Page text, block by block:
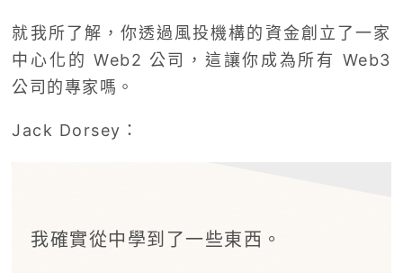
就我所了解，你透過風投機構的資金創立了一家
中心化的 Web2 公司，這讓你成為所有 Web3
公司的專家嗎。
Jack Dorsey：
我確實從中學到了一些東西。